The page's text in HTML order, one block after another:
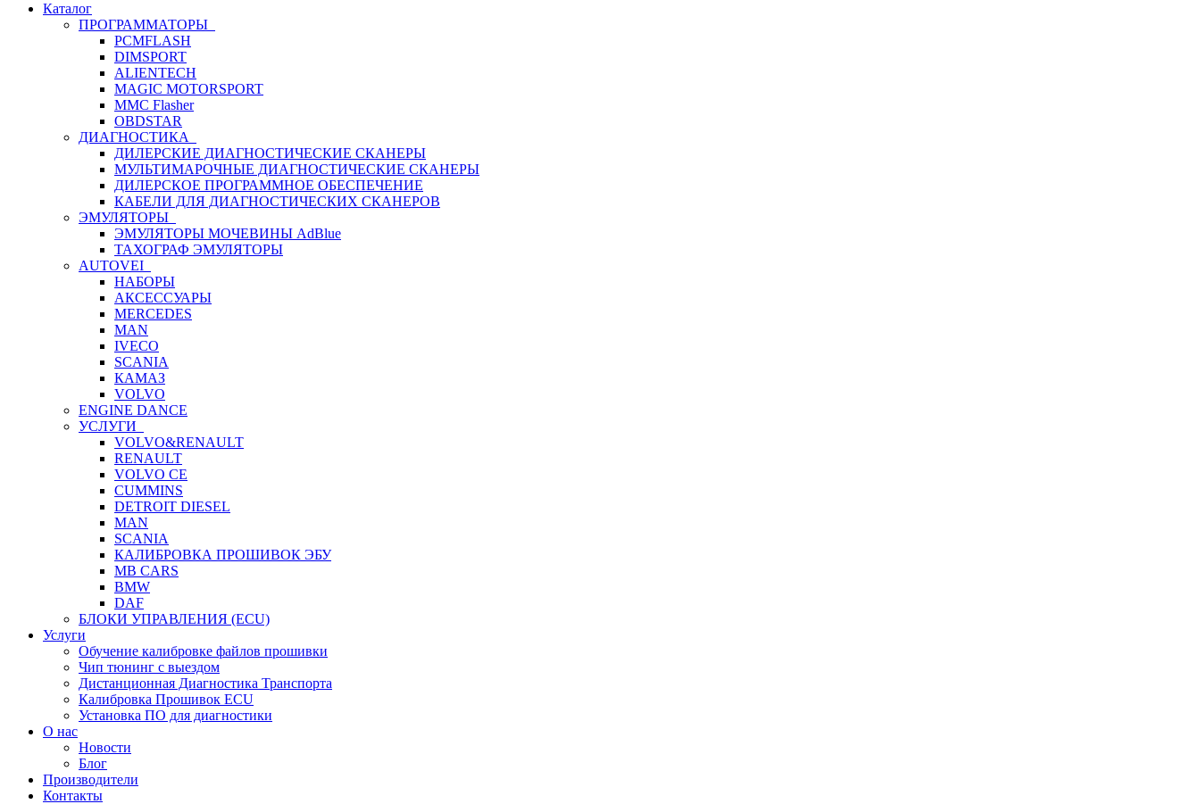
Каталог
ПРОГРАММАТОРЫ
PCMFLASH
DIMSPORT
ALIENTECH
MAGIC MOTORSPORT
MMC Flasher
OBDSTAR
ДИАГНОСТИКА
ДИЛЕРСКИЕ ДИАГНОСТИЧЕСКИЕ СКАНЕРЫ
МУЛЬТИМАРОЧНЫЕ ДИАГНОСТИЧЕСКИЕ СКАНЕРЫ
ДИЛЕРСКОЕ ПРОГРАММНОЕ ОБЕСПЕЧЕНИЕ
КАБЕЛИ ДЛЯ ДИАГНОСТИЧЕСКИХ СКАНЕРОВ
ЭМУЛЯТОРЫ
ЭМУЛЯТОРЫ МОЧЕВИНЫ АdBlue
ТАХОГРАФ ЭМУЛЯТОРЫ
AUTOVEI
НАБОРЫ
АКСЕССУАРЫ
MERCEDES
MAN
IVECO
SCANIA
КАМАЗ
VOLVO
ENGINE DANCE
УСЛУГИ
VOLVO&RENAULT
RENAULT
VOLVO CE
CUMMINS
DETROIT DIESEL
MAN
SCANIA
КАЛИБРОВКА ПРОШИВОК ЭБУ
MB CARS
BMW
DAF
БЛОКИ УПРАВЛЕНИЯ (ECU)
Услуги
Обучение калибровке файлов прошивки
Чип тюнинг с выездом
Дистанционная Диагностика Транспорта
Калибровка Прошивок ECU
Установка ПО для диагностики
О нас
Новости
Блог
Производители
Контакты